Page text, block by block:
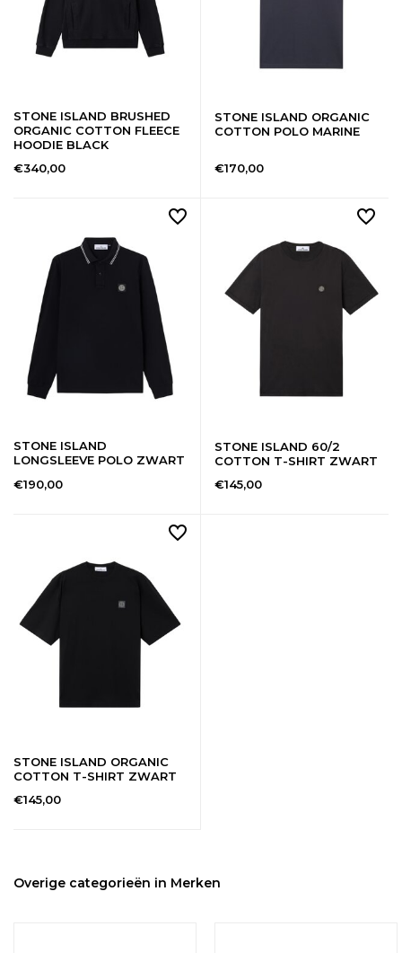
STONE ISLAND BRUSHED
ORGANIC COTTON FLEECE
HOODIE BLACK
€340,00
STONE ISLAND ORGANIC
COTTON POLO MARINE
€170,00
STONE ISLAND
LONGSLEEVE POLO ZWART
€190,00
STONE ISLAND 60/2
COTTON T-SHIRT ZWART
€145,00
STONE ISLAND ORGANIC
COTTON T-SHIRT ZWART
€145,00
Overige categorieën in Merken